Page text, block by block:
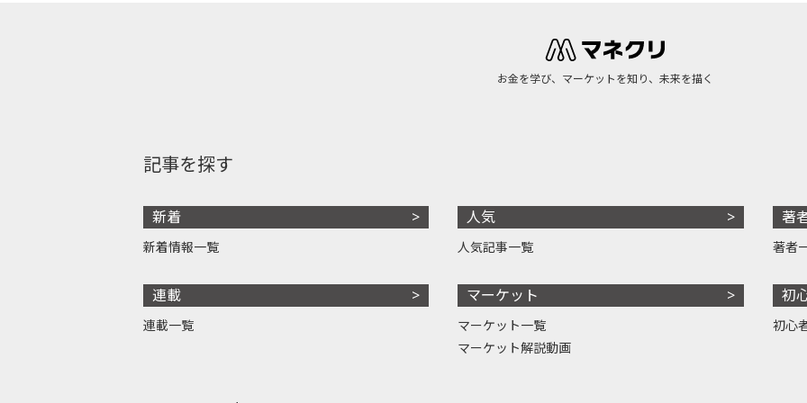
お金を学び、マーケットを知り、未来を描く
記事を探す
新着
新着情報一覧
連載
連載一覧
人気
人気記事一覧
マーケット
マーケット一覧
マーケット解説動画
著
著者
初
初心